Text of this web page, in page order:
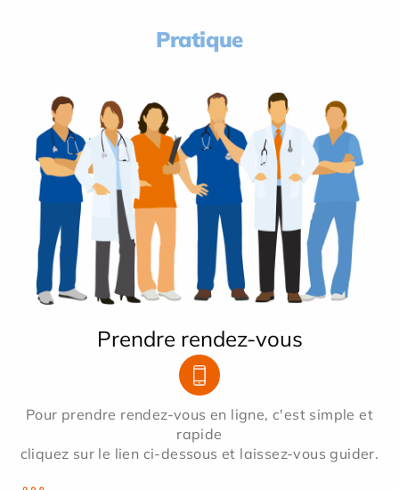
Pratique
Prendre rendez-vous
Pour prendre rendez-vous en ligne, c'est simple et
rapide
cliquez sur le lien ci-dessous et laissez-vous guider.